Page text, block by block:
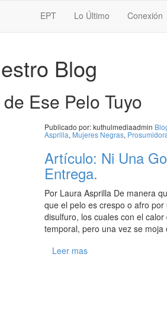
EPT Lo Último Conexión
Blog
Ese Pelo Tuyo
Publicado por:kuthulmediaadmin
Asprilla, Mujeres Negras,
Artículo: Ni Una
Entrega.
Por Laura Asprilla De manera
que el pelo es crespo o afro
disulfuro, los cuales con el
temporal, pero una vez se
Leer mas